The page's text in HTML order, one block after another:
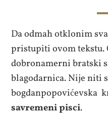
Da odmah otklonim
pristupiti ovom tekstu.
dobronamerni bratski
blagodarnica. Nije niti
bogdanpopovićevska
savremeni pisci.